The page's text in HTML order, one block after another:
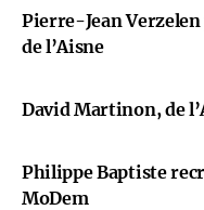
Pierre-Jean
de l’Aisne
David Martinon, de
Philippe Baptiste
MoDem